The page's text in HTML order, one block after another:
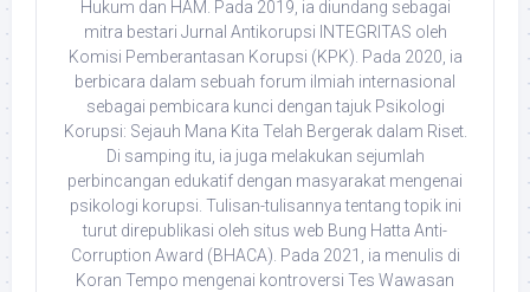
Hukum dan HAM. Pada 2019, ia diundang sebagai
mitra bestari Jurnal Antikorupsi INTEGRITAS oleh
Komisi Pemberantasan Korupsi (KPK). Pada 2020, ia
berbicara dalam sebuah forum ilmiah internasional
sebagai pembicara kunci dengan tajuk Psikologi
Korupsi: Sejauh Mana Kita Telah Bergerak dalam Riset.
Di samping itu, ia juga melakukan sejumlah
perbincangan edukatif dengan masyarakat mengenai
psikologi korupsi. Tulisan-tulisannya tentang topik ini
turut direpublikasi oleh situs web Bung Hatta Anti-
Corruption Award (BHACA). Pada 2021, ia menulis di
Koran Tempo mengenai kontroversi Tes Wawasan